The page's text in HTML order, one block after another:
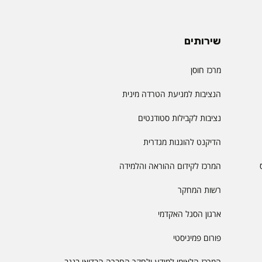
שירותים
מרכז חוסן
הנציבות למניעת הטרדה מינית
נציבות לקבילות סטודנטים
הדיקנט להוגנות מגדרית
המרכז לקידום ההוראה והלמידה
רשות המחקר
ארגון הסגל האקדמי
פורום פמיניסטי